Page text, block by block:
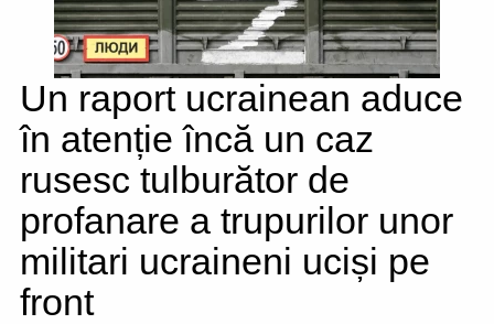
Un raport ucrainean aduce
în atenție încă un caz
rusesc tulburător de
profanare a trupurilor unor
militari ucraineni uciși pe
front